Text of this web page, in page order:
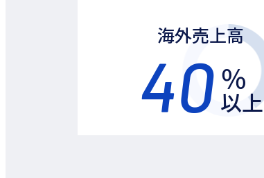
海外売上高
40 ％
以上